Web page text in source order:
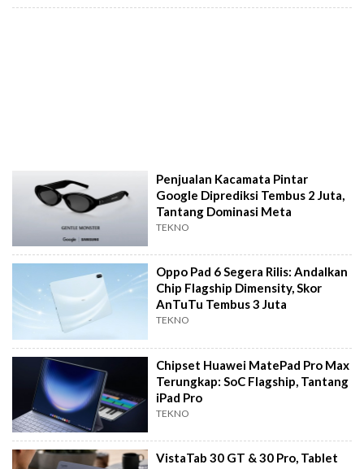
Penjualan Kacamata Pintar
Google Diprediksi Tembus 2 Juta,
Tantang Dominasi Meta
TEKNO
Oppo Pad 6 Segera Rilis: Andalkan
Chip Flagship Dimensity, Skor
AnTuTu Tembus 3 Juta
TEKNO
Chipset Huawei MatePad Pro Max
Terungkap: SoC Flagship, Tantang
iPad Pro
TEKNO
VistaTab 30 GT & 30 Pro, Tablet